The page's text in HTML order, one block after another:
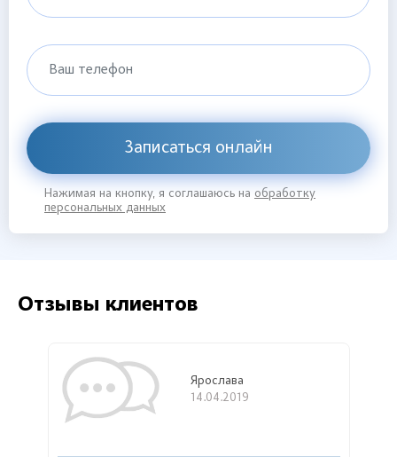
Ваш телефон
Записаться онлайн
Нажимая на кнопку, я соглашаюсь на обработку
персональных данных
Отзывы клиентов
Ярослава
14.04.2019